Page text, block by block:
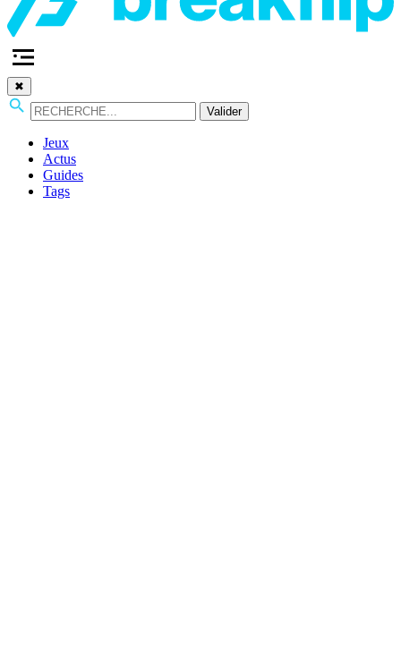
✖
Valider
Jeux
Actus
Guides
Tags